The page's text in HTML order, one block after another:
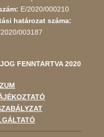
E/2020/000210
határozat száma:
003187
FENNTARTVA 2020